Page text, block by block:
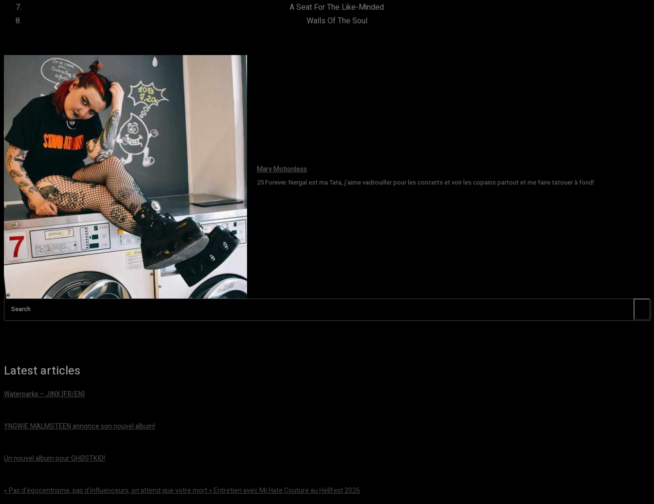
A Seat For The Like-Minded
Walls Of The Soul
Mary Motionless
25 Forever. Nergal est ma Tata, j'aime vadrouiller pour les concerts et voir les copains partout et me faire tatouer à fond!
Search
Latest articles
Waterparks – JINX [FR/EN]
YNGWIE MALMSTEEN annonce son nouvel album!
Un nouvel album pour GHØSTKID!
« Pas d’égocentrisme, pas d’influenceurs, on attend que votre mort » Entretien avec Mr.Hate Couture au Hellfest 2026